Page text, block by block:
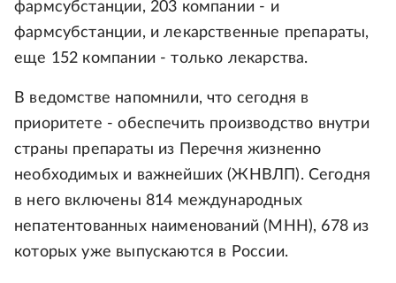
фармсубстанции, 203 компании - и
фармсубстанции, и лекарственные препараты,
еще 152 компании - только лекарства.
В ведомстве напомнили, что сегодня в
приоритете - обеспечить производство внутри
страны препараты из Перечня жизненно
необходимых и важнейших (ЖНВЛП). Сегодня
в него включены 814 международных
непатентованных наименований (МНН), 678 из
которых уже выпускаются в России.